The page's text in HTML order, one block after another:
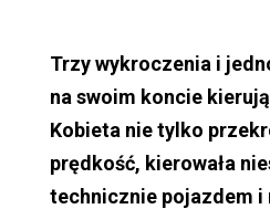
Trzy wykroczenia i
na swoim koncie
Kobieta nie tylko
prędkość, kierowała
technicznie pojazdem i